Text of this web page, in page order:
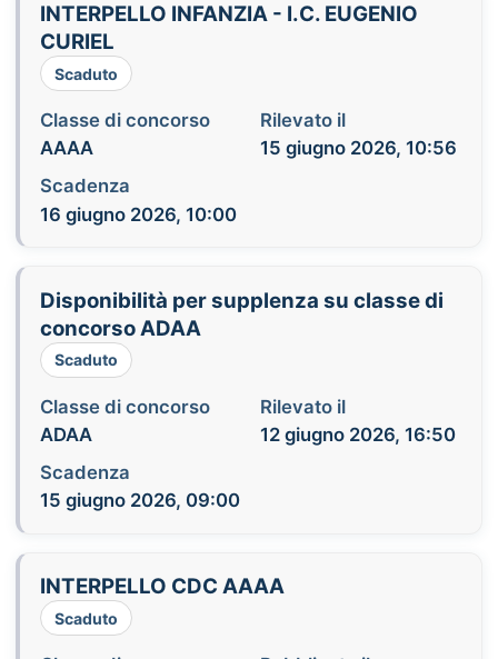
INTERPELLO INFANZIA - I.C. EUGENIO
CURIEL
Scaduto
Classe di concorso
AAAA
Rilevato il
15 giugno 2026, 10:56
Scadenza
16 giugno 2026, 10:00
Disponibilità per supplenza su classe di
concorso ADAA
Scaduto
Classe di concorso
ADAA
Rilevato il
12 giugno 2026, 16:50
Scadenza
15 giugno 2026, 09:00
INTERPELLO CDC AAAA
Scaduto